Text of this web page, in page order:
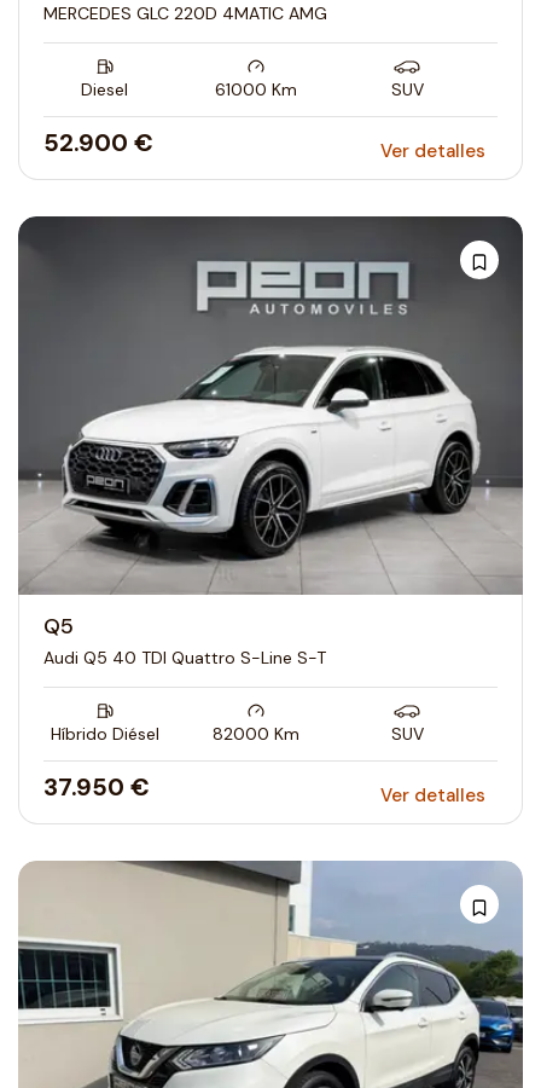
MERCEDES GLC 220D 4MATIC AMG
Diesel 61000 Km SUV
52.900 € Ver detalles
Q5
Audi Q5 40 TDI Quattro S-Line S-T
Híbrido Diésel 82000 Km SUV
37.950 € Ver detalles